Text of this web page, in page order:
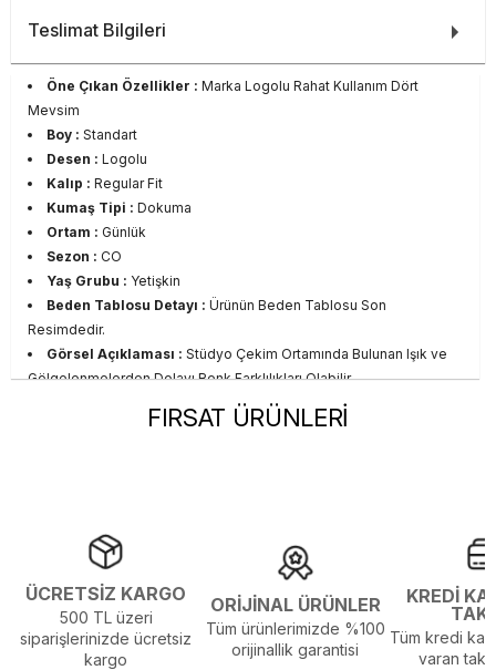
Teslimat Bilgileri
Öne Çıkan Özellikler : Marka Logolu Rahat Kullanım Dört
Mevsim
Boy : Standart
Desen : Logolu
Kalıp : Regular Fit
Kumaş Tipi : Dokuma
Ortam : Günlük
Sezon : CO
Yaş Grubu : Yetişkin
Beden Tablosu Detayı : Ürünün Beden Tablosu Son
Resimdedir.
Görsel Açıklaması : Stüdyo Çekim Ortamında Bulunan Işık ve
Gölgelenmelerden Dolayı Renk Farklılıkları Olabilir
FIRSAT ÜRÜNLERİ
ÜCRETSİZ KARGO
500 TL üzeri
siparişlerinizde ücretsiz
kargo
ORİJİNAL ÜRÜNLER
Tüm ürünlerimizde %100
orijinallik garantisi
KREDİ
Tüm kredi
varan